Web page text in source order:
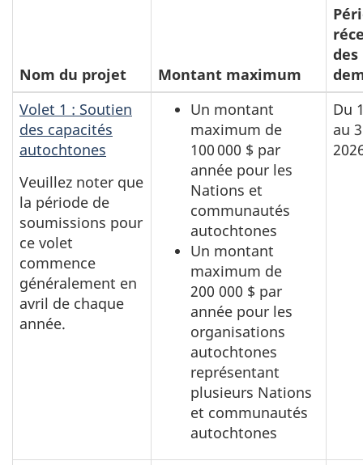
Nom du projet Montant maximum
des
Volet 1 : Soutien
des capacités
autochtones
Veuillez noter que
la période de
soumissions pour
ce volet
commence
généralement en
avril de chaque
année.
Un montant
maximum de
100 000 $ par
année pour les
Nations et
communautés
autochtones
Un montant
maximum de
200 000 $ par
année pour les
organisations
autochtones
représentant
plusieurs Nations
et communautés
autochtones
Du
au